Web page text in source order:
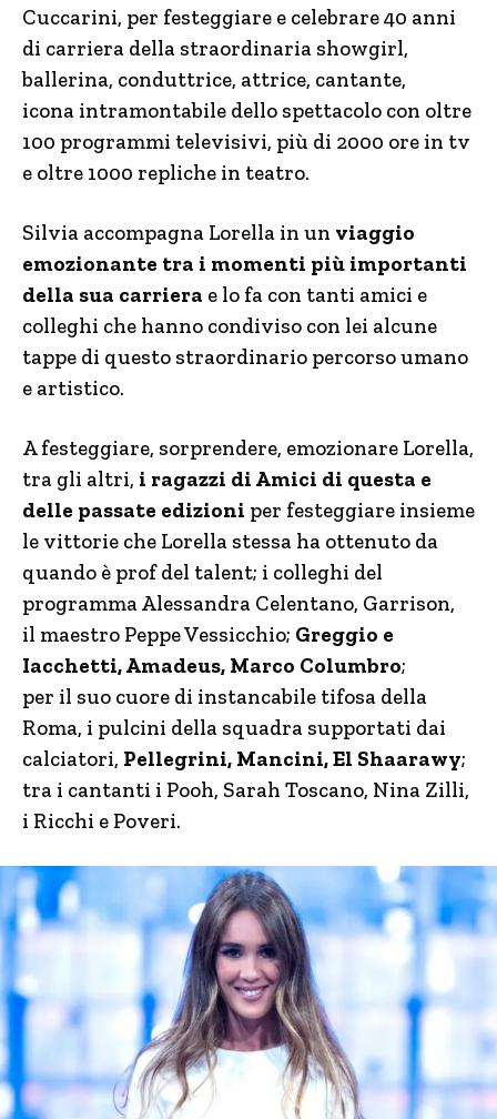
Cuccarini, per festeggiare e celebrare 40 anni
di carriera della straordinaria showgirl,
ballerina, conduttrice, attrice, cantante,
icona intramontabile dello spettacolo con oltre
100 programmi televisivi, più di 2000 ore in tv
e oltre 1000 repliche in teatro.
Silvia accompagna Lorella in un viaggio
emozionante tra i momenti più importanti
della sua carriera e lo fa con tanti amici e
colleghi che hanno condiviso con lei alcune
tappe di questo straordinario percorso umano
e artistico.
A festeggiare, sorprendere, emozionare Lorella,
tra gli altri, i ragazzi di Amici di questa e
delle passate edizioni per festeggiare insieme
le vittorie che Lorella stessa ha ottenuto da
quando è prof del talent; i colleghi del
programma Alessandra Celentano, Garrison,
il maestro Peppe Vessicchio; Greggio e
Iacchetti, Amadeus, Marco Columbro;
per il suo cuore di instancabile tifosa della
Roma, i pulcini della squadra supportati dai
calciatori, Pellegrini, Mancini, El Shaarawy;
tra i cantanti i Pooh, Sarah Toscano, Nina Zilli,
i Ricchi e Poveri.